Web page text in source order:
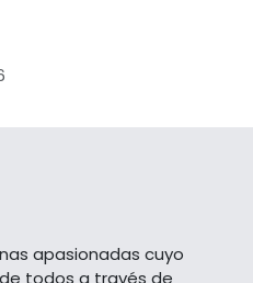
apasionadas cuyo
todos a través de